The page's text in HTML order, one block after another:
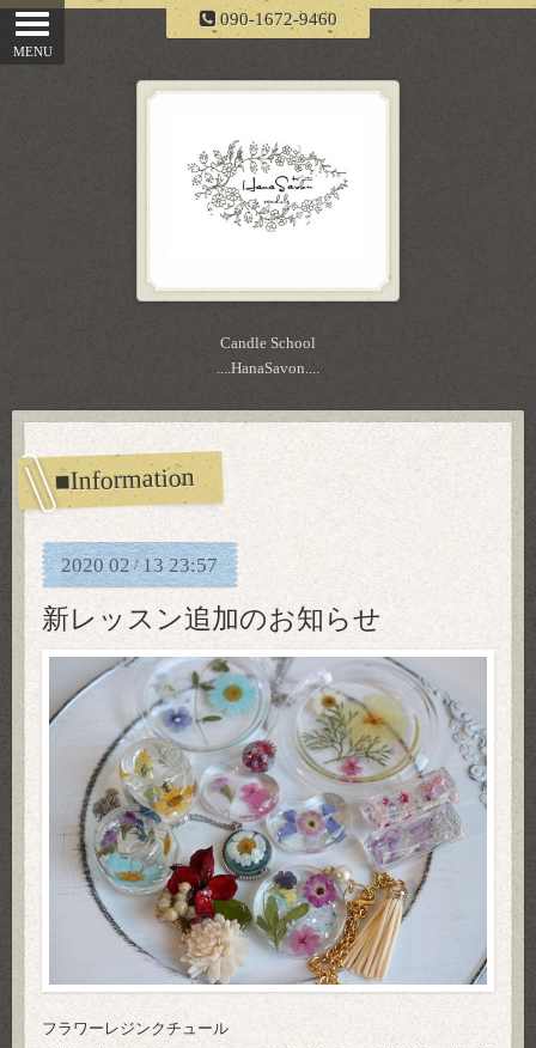
090-1672-9460
Candle School
....HanaSavon....
■Information
2020 02/13 23:57
新レッスン追加のお知らせ
フラワーレジンクチュール